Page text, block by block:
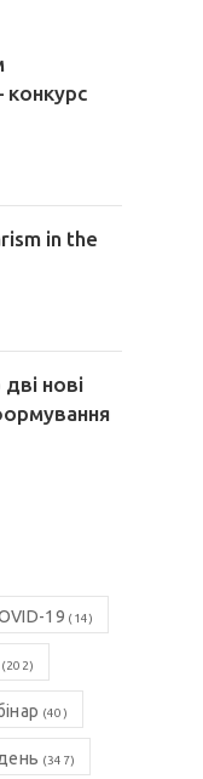
конкурс
in the
нові
19 (14)
(202)
(40)
(347)